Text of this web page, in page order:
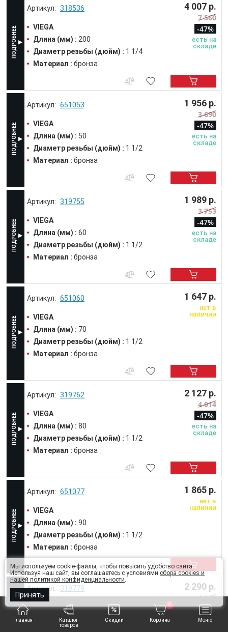
Главная
Каталог
товаров
Скидки Корзина
0
Меню
318536
VIEGA
Длина (мм) : 200
Диаметр резьбы (дюйм) : 1 1/4
Материал : бронза
4 007 р.
7 560
-47%
есть на
складе
651053
VIEGA
Длина (мм) : 50
Диаметр резьбы (дюйм) : 1 1/2
Материал : бронза
1 956 р.
3 690
-47%
есть на
складе
319755
VIEGA
Длина (мм) : 60
Диаметр резьбы (дюйм) : 1 1/2
Материал : бронза
1 989 р.
3 753
-47%
есть на
складе
651060
VIEGA
Длина (мм) : 70
Диаметр резьбы (дюйм) : 1 1/2
Материал : бронза
1 647 р.
нет в
наличии
319762
VIEGA
Длина (мм) : 80
Диаметр резьбы (дюйм) : 1 1/2
Материал : бронза
2 127 р.
4 014
-47%
есть на
складе
651077
VIEGA
Длина (мм) : 90
Диаметр резьбы (дюйм) : 1 1/2
Материал : бронза
1 865 р.
нет в
наличии
319779
VIEGA
Длина (мм) :
2 290 р.
4 320
-47%
есть на
Мы используем cookie-файлы, чтобы повысить удобство сайта.
Используя наш сайт, вы соглашаетесь с условиями сбора cookies и
нашей политикой конфиденциальности.
Принять